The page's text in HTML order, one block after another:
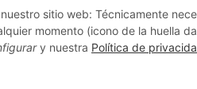
sitio web: Técnicamente
momento (icono de la huella
y nuestra Política de
en recambios para remolques
| P. IVA (DE): DE354251646
netas (VIES)